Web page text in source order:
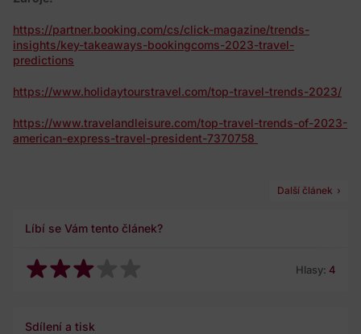
https://partner.booking.com/cs/click-magazine/trends-
insights/key-takeaways-bookingcoms-2023-travel-
predictions
https://www.holidaytourstravel.com/top-travel-trends-2023/
https://www.travelandleisure.com/top-travel-trends-of-2023-
american-express-travel-president-7370758
Další článek
Líbí se Vám tento článek?
Hlasy: 4
Sdílení a tisk